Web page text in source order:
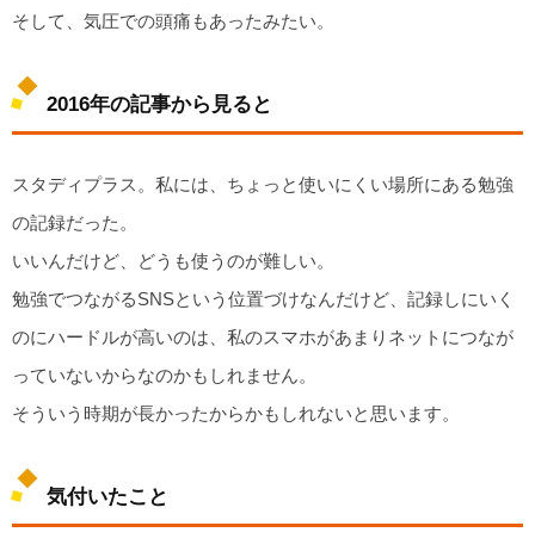
そして、気圧での頭痛もあったみたい。
2016年の記事から見ると
スタディプラス。私には、ちょっと使いにくい場所にある勉強
の記録だった。
いいんだけど、どうも使うのが難しい。
勉強でつながるSNSという位置づけなんだけど、記録しにいく
のにハードルが高いのは、私のスマホがあまりネットにつなが
っていないからなのかもしれません。
そういう時期が長かったからかもしれないと思います。
気付いたこと